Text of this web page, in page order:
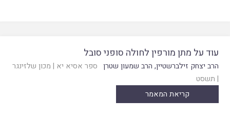
עוד על מתן מורפין לחולה סופני סובל
הרב יצחק זילברשטיין, הרב שמעון שטרן ספר אסיא יא | מכון שלזינגר
| תשסט
קריאת המאמר